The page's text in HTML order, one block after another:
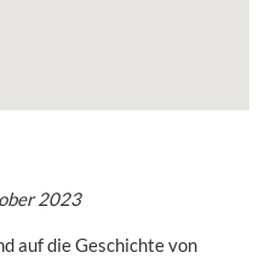
2023
auf die Geschichte von